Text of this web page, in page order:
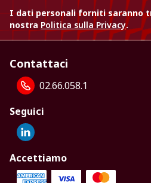
I dati personali forniti saranno
nostra Politica sulla Privacy.
Contattaci
02.66.058.1
Seguici
Accettiamo